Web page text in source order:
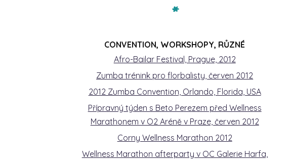
*
CONVENTION, WORKSHOPY, RŮZNÉ
Afro-Bailar Festival, Prague, 2012
Zumba trénink pro florbalisty, červen 2012
2012 Zumba Convention, Orlando, Florida, USA
Přípravný týden s Beto Perezem před Wellness
Marathonem v O2 Aréně v Praze, červen 2012
Corny Wellness Marathon 2012
Wellness Marathon afterparty v OC Galerie Harfa,